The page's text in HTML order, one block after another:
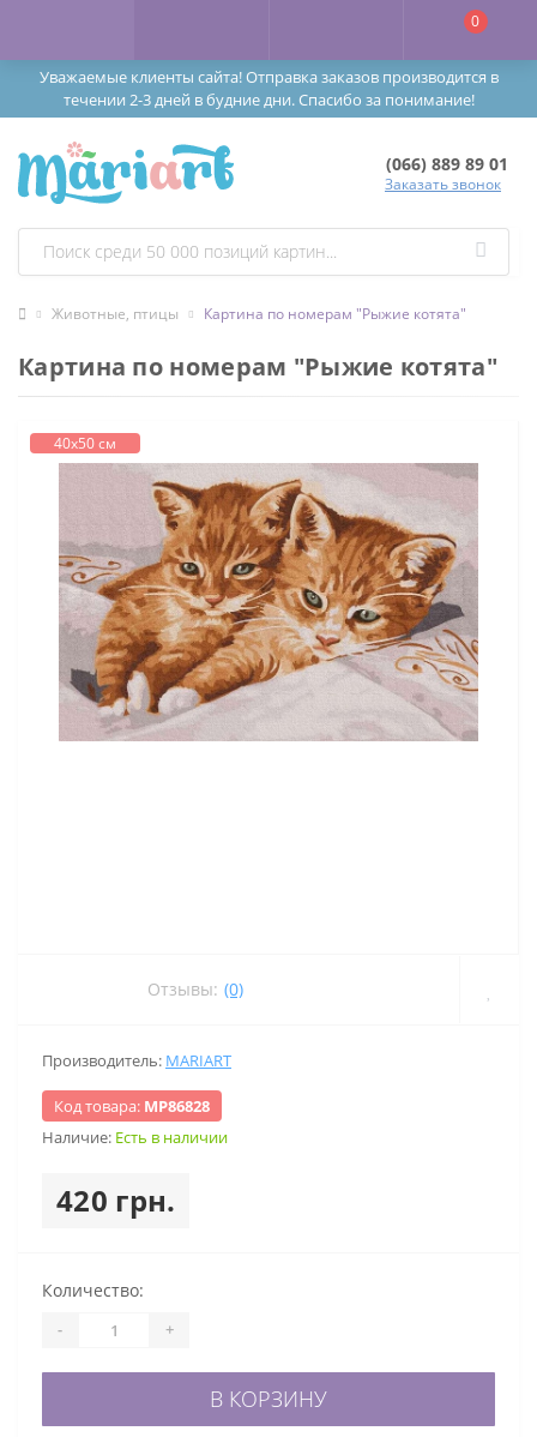
Уважаемые клиенты сайта! Отправка заказов производится в
течении 2-3 дней в будние дни. Спасибо за понимание!
0
(066) 889 89 01
Заказать звонок
Животные, птицы Картина по номерам "Рыжие котята"
Картина по номерам "Рыжие котята"
40х50 см
Отзывы: (0)
Производитель: MARIART
Код товара: МР86828
Наличие: Есть в наличии
420 грн.
Количество:
- +
В КОРЗИНУ